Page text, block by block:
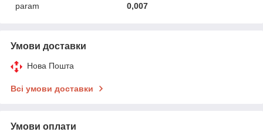
param
0,007
Умови доставки
Нова Пошта
Всі умови доставки
Умови оплати